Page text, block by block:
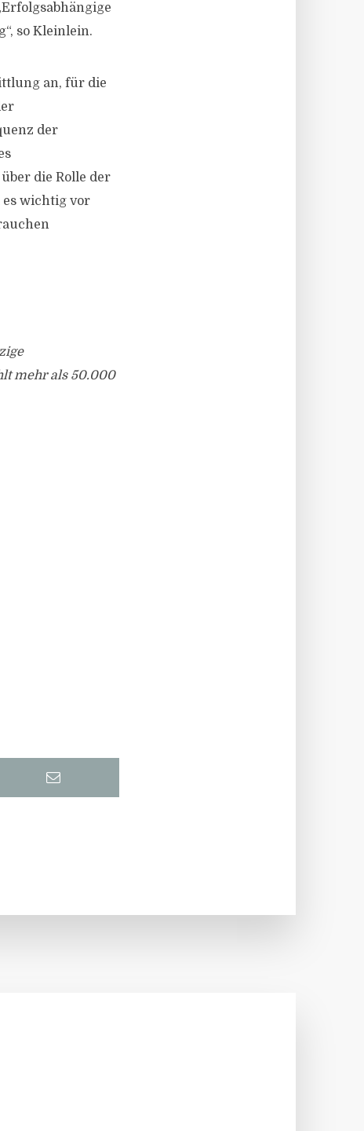
so Kleinlein.
an, für die
der
die Rolle der
es wichtig vor
mehr als 50.000